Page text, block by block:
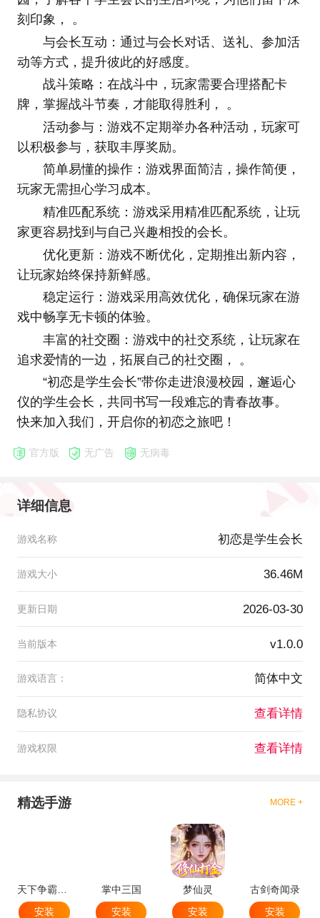
刻印象， 。
与会长互动：通过与会长对话、送礼、参加活
动等方式，提升彼此的好感度。
战斗策略：在战斗中，玩家需要合理搭配卡
牌，掌握战斗节奏，才能取得胜利， 。
活动参与：游戏不定期举办各种活动，玩家可
以积极参与，获取丰厚奖励。
简单易懂的操作：游戏界面简洁，操作简便，
玩家无需担心学习成本。
精准匹配系统：游戏采用精准匹配系统，让玩
家更容易找到与自己兴趣相投的会长。
优化更新：游戏不断优化，定期推出新内容，
让玩家始终保持新鲜感。
稳定运行：游戏采用高效优化，确保玩家在游
戏中畅享无卡顿的体验。
丰富的社交圈：游戏中的社交系统，让玩家在
追求爱情的一边，拓展自己的社交圈， 。
“初恋是学生会长”带你走进浪漫校园，邂逅心
仪的学生会长，共同书写一段难忘的青春故事。
快来加入我们，开启你的初恋之旅吧！
官方版 无广告 无病毒
详细信息
游戏名称 初恋是学生会长
游戏大小 36.46M
更新日期 2026-03-30
当前版本 v1.0.0
游戏语言： 简体中文
隐私协议 查看详情
游戏权限 查看详情
精选手游 MORE +
天下争霸三国志
安装
掌中三国
安装
梦仙灵
安装
古剑奇闻录
安装